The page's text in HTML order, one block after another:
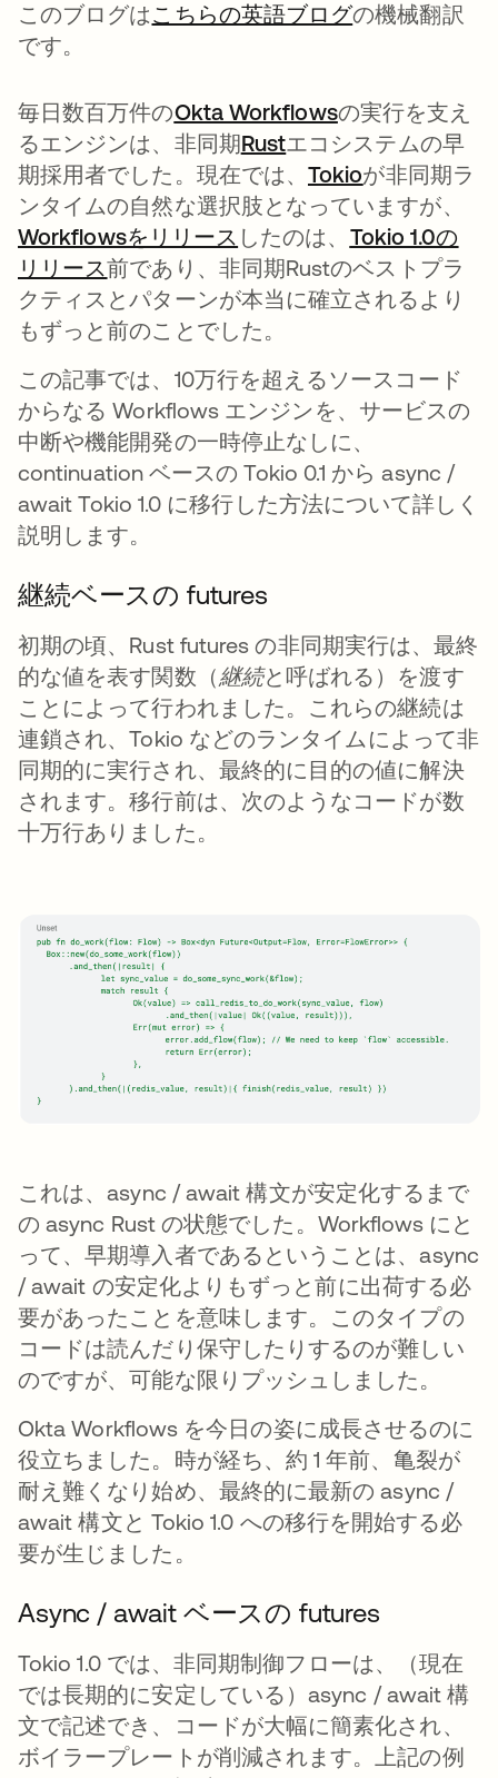
このブログはこちらの英語ブログの機械翻訳
です。
毎日数百万件のOkta Workflows新しいタブで
の実行を支え
るエンジンは、非同期Rust新しいタブで開く
エコシステムの早
期採用者でした。現在では、Tokio新しいタブ
が非同期ラ
ンタイムの自然な選択肢となっていますが、
Workflowsをリリース 新しいタブで開く
したのは、 Tokio 1.0の
リリース新しいタブで開く
前であり、非同期Rustのベストプラ
クティスとパターンが本当に確立されるより
もずっと前のことでした。
この記事では、10万行を超えるソースコード
からなる Workflows エンジンを、サービスの
中断や機能開発の一時停止なしに、
continuation ベースの Tokio 0.1 から async /
await Tokio 1.0 に移行した方法について詳しく
説明します。
継続ベースの futures
初期の頃、Rust futures の非同期実行は、最終
的な値を表す関数（継続と呼ばれる）を渡す
ことによって行われました。これらの継続は
連鎖され、Tokio などのランタイムによって非
同期的に実行され、最終的に目的の値に解決
されます。移行前は、次のようなコードが数
十万行ありました。
これは、async / await 構文が安定化するまで
の async Rust の状態でした。Workflows にと
って、早期導入者であるということは、async
/ await の安定化よりもずっと前に出荷する必
要があったことを意味します。このタイプの
コードは読んだり保守したりするのが難しい
のですが、可能な限りプッシュしました。
Okta Workflows を今日の姿に成長させるのに
役立ちました。時が経ち、約 1 年前、亀裂が
耐え難くなり始め、最終的に最新の async /
await 構文と Tokio 1.0 への移行を開始する必
要が生じました。
Async / await ベースの futures
Tokio 1.0 では、非同期制御フローは、（現在
では長期的に安定している）async / await 構
文で記述でき、コードが大幅に簡素化され、
ボイラープレートが削減されます。上記の例